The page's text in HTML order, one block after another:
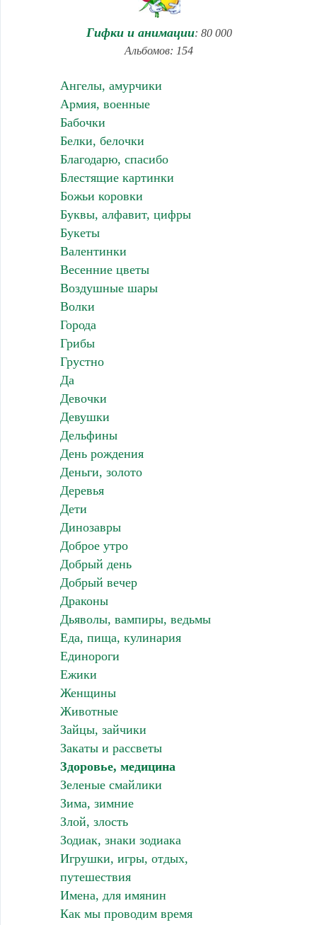
Гифки и анимации: 80 000
Альбомов: 154
Ангелы, амурчики
Армия, военные
Бабочки
Белки, белочки
Благодарю, спасибо
Блестящие картинки
Божьи коровки
Буквы, алфавит, цифры
Букеты
Валентинки
Весенние цветы
Воздушные шары
Волки
Города
Грибы
Грустно
Да
Девочки
Девушки
Дельфины
День рождения
Деньги, золото
Деревья
Дети
Динозавры
Доброе утро
Добрый день
Добрый вечер
Драконы
Дьяволы, вампиры, ведьмы
Еда, пища, кулинария
Единороги
Ежики
Женщины
Животные
Зайцы, зайчики
Закаты и рассветы
Здоровье, медицина
Зеленые смайлики
Зима, зимние
Злой, злость
Зодиак, знаки зодиака
Игрушки, игры, отдых,
путешествия
Имена, для имянин
Как мы проводим время